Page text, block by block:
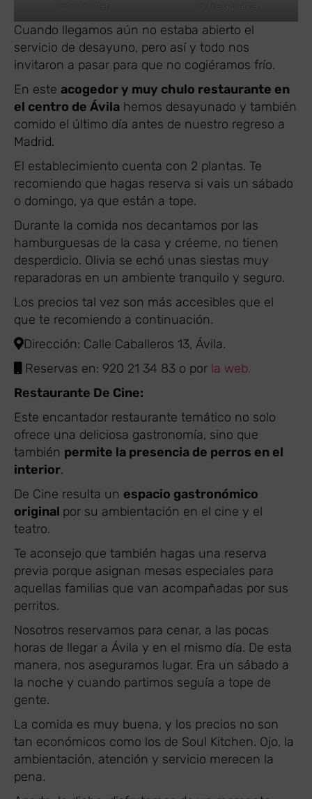
Soul Kitchen
Primera planta
Cuando llegamos aún no estaba abierto el
servicio de desayuno, pero así y todo nos
invitaron a pasar para que no cogiéramos frío.
En este acogedor y muy chulo restaurante en
el centro de Ávila hemos desayunado y también
comido el último día antes de nuestro regreso a
Madrid.
El establecimiento cuenta con 2 plantas. Te
recomiendo que hagas reserva si vais un sábado
o domingo, ya que están a tope.
Durante la comida nos decantamos por las
hamburguesas de la casa y créeme, no tienen
desperdicio. Olivia se echó unas siestas muy
reparadoras en un ambiente tranquilo y seguro.
Los precios tal vez son más accesibles que el
que te recomiendo a continuación.
Dirección: Calle Caballeros 13, Ávila.
Reservas en: 920 21 34 83 o por la web.
Restaurante De Cine:
Este encantador restaurante temático no solo
ofrece una deliciosa gastronomía, sino que
también permite la presencia de perros en el
interior.
De Cine resulta un espacio gastronómico
original por su ambientación en el cine y el
teatro.
Te aconsejo que también hagas una reserva
previa porque asignan mesas especiales para
aquellas familias que van acompañadas por sus
perritos.
Nosotros reservamos para cenar, a las pocas
horas de llegar a Ávila y en el mismo día. De esta
manera, nos aseguramos lugar. Era un sábado a
la noche y cuando partimos seguía a tope de
gente.
La comida es muy buena, y los precios no son
tan económicos como los de Soul Kitchen. Ojo, la
ambientación, atención y servicio merecen la
pena.